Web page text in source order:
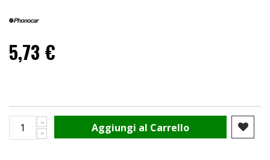
5,73 €
Aggiungi al Carrello